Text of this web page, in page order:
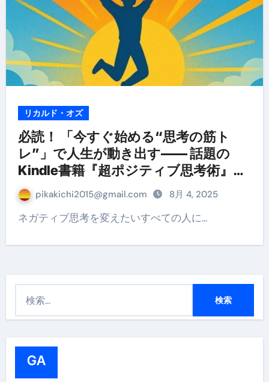
リカルド・オズ
必読！ 「今すぐ始める“思考の筋ト
レ”」で人生が動き出す—— 話題の
Kindle書籍『超ポジティブ思考術』と
は？pikakichi2015@gmail.com 8月 4, 2025
ネガティブ思考を変えたいすべての人に…
GA